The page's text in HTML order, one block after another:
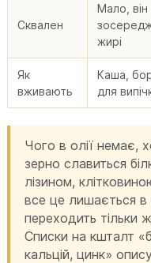
Сквален
Мало, він
жирі
Як
вживають
Каша,
для
Чого в олії немає,
зерно славиться
лізином,
все це лишається в
переходить тільки
Списки на кшталт
кальцій, цинк»